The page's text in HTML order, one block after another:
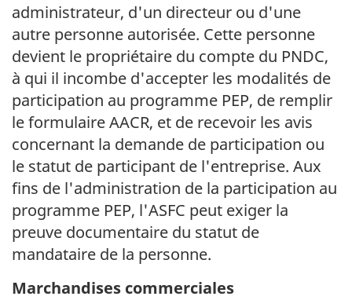
administrateur, d'un directeur ou d'une
autre personne autorisée. Cette personne
devient le propriétaire du compte du PNDC,
à qui il incombe d'accepter les modalités de
participation au programme PEP, de remplir
le formulaire AACR, et de recevoir les avis
concernant la demande de participation ou
le statut de participant de l'entreprise. Aux
fins de l'administration de la participation au
programme PEP, l'ASFC peut exiger la
preuve documentaire du statut de
mandataire de la personne.
Marchandises commerciales